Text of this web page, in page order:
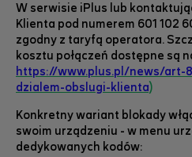
W serwisie iPlus lub
Klienta pod numerem 601 102
zgodny z taryfą operatora.
kosztu połączeń dostępne są
https://www.plus.pl/news/art-
dzialem-obslugi-klienta)
Konkretny wariant blokady
swoim urządzeniu - w menu
dedykowanych kodów: